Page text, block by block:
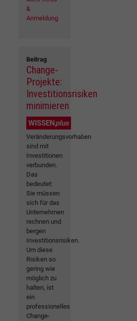
&
Anmeldung
Beitrag
Change-
Projekte:
Investitionsrisiken
minimieren
WISSENplus
Veränderungsvorhaben
sind mit
Investitionen
verbunden.
Das
bedeutet:
Sie müssen
sich für das
Unternehmen
rechnen und
bergen
Investitionsrisiken.
Um diese
Risiken so
gering wie
möglich zu
halten, ist
ein
professionelles
Change-